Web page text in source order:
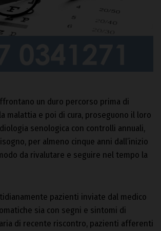
un duro percorso prima di
malattia e poi di cura, proseguono il loro
senologica con controlli annuali,
per almeno cinque anni dall’inizio
da rivalutare e seguire nel tempo la
pazienti inviate dal medico
sia con segni e sintomi di
di recente riscontro, pazienti afferenti